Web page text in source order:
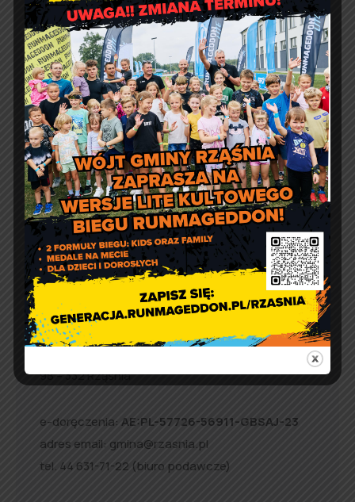
Nieodpłatna pomoc prawna,
poradnictwo obywatelskie,
mediacja oraz edukacja
prawna w 2026 r.
Artur Ruka Comment off
Informacja o wydawaniu
żywności w ramach Programu
Fundusze Europejskie na
Pomoc Żywnościową
Urząd Gminy w Rząśni
98 – 332 Rząśnia
e-doręczenia: AE:PL-57726-56911-GBSAJ-23
adres email: gmina@rzasnia.pl
tel. 44 631-71-22 (biuro podawcze)